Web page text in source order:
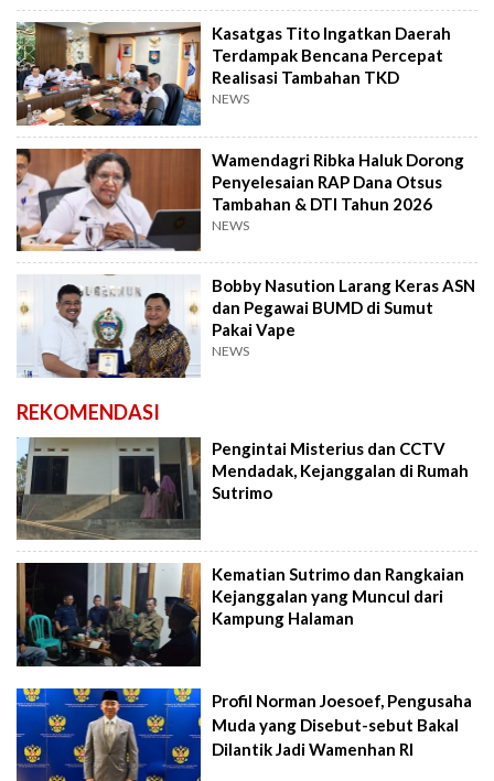
Kasatgas Tito Ingatkan Daerah
Terdampak Bencana Percepat
Realisasi Tambahan TKD
NEWS
Wamendagri Ribka Haluk Dorong
Penyelesaian RAP Dana Otsus
Tambahan & DTI Tahun 2026
NEWS
Bobby Nasution Larang Keras ASN
dan Pegawai BUMD di Sumut
Pakai Vape
NEWS
REKOMENDASI
Pengintai Misterius dan CCTV
Mendadak, Kejanggalan di Rumah
Sutrimo
Kematian Sutrimo dan Rangkaian
Kejanggalan yang Muncul dari
Kampung Halaman
Profil Norman Joesoef, Pengusaha
Muda yang Disebut-sebut Bakal
Dilantik Jadi Wamenhan RI